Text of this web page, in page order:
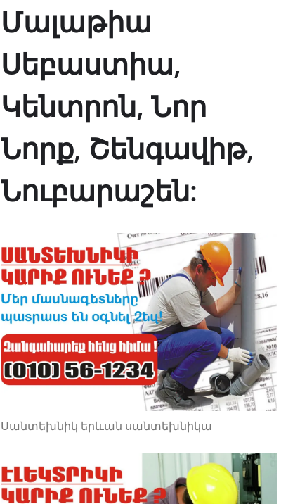
Մալաթիա
Սեբաստիա,
Կենտրոն, Նոր
Նորք, Շենգավիթ,
Նուբարաշեն:
Սանտեխնիկ երևան սանտեխնիկա